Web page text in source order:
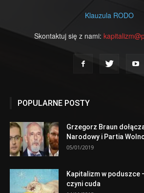
Klauzula RODO
Skontaktuj się z nami:
POPULARNE POSTY
Grzegorz Braun
Narodowy i Partia
05/01/2019
Kapitalizm w
czyni cuda